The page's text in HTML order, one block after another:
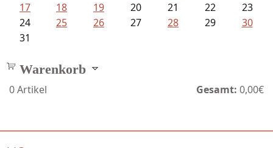
17
18 19 20 21 22
23
24
25 26 27 28 29
30
31
Warenkorb
0Artikel Gesamt: 0,00€